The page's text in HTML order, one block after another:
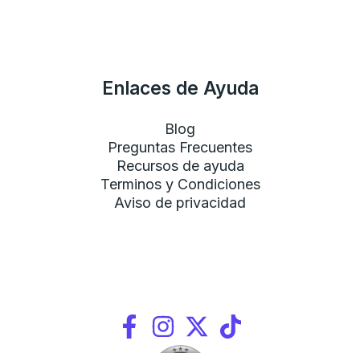
Enlaces de Ayuda
Blog
Preguntas Frecuentes
Recursos de ayuda
Terminos y Condiciones
Aviso de privacidad